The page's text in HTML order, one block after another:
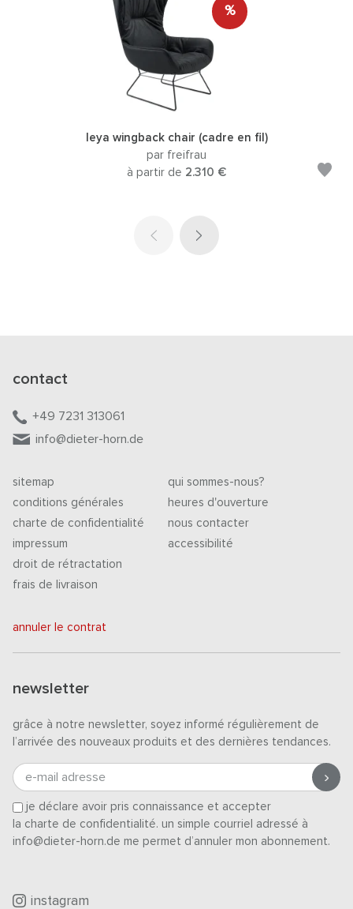
%
leya wingback chair (cadre en fil)
par freifrau
à partir de 2.310 €
contact
+49 7231 313061
info@dieter-horn.de
sitemap
conditions générales
charte de confidentialité
impressum
droit de rétractation
frais de livraison
qui sommes-nous?
heures d'ouverture
nous contacter
accessibilité
annuler le contrat
newsletter
grâce à notre newsletter, soyez informé régulièrement de
l’arrivée des nouveaux produits et des dernières tendances.
e-mail adresse
je déclare avoir pris connaissance et accepter
la charte de confidentialité. un simple courriel adressé à
info@dieter-horn.de me permet d’annuler mon abonnement.
instagram